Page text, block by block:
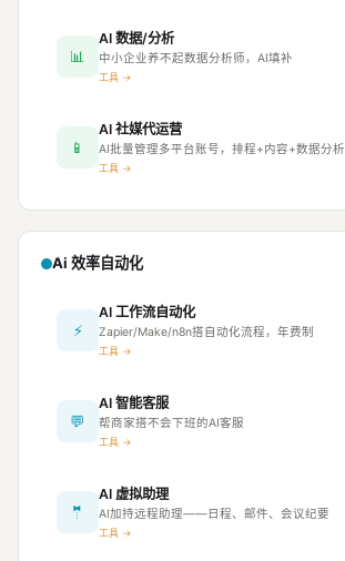
📊
AI 数据/分析
中小企业养不起数据分析师，AI填补
工具 →
📱
AI 社媒代运营
AI批量管理多平台账号，排程+内容+数据分析
工具 →
Ai 效率自动化
⚡
AI 工作流自动化
Zapier/Make/n8n搭自动化流程，年费制
工具 →
💬
AI 智能客服
帮商家搭不会下班的AI客服
工具 →
🤵
AI 虚拟助理
AI加持远程助理——日程、邮件、会议纪要
工具 →